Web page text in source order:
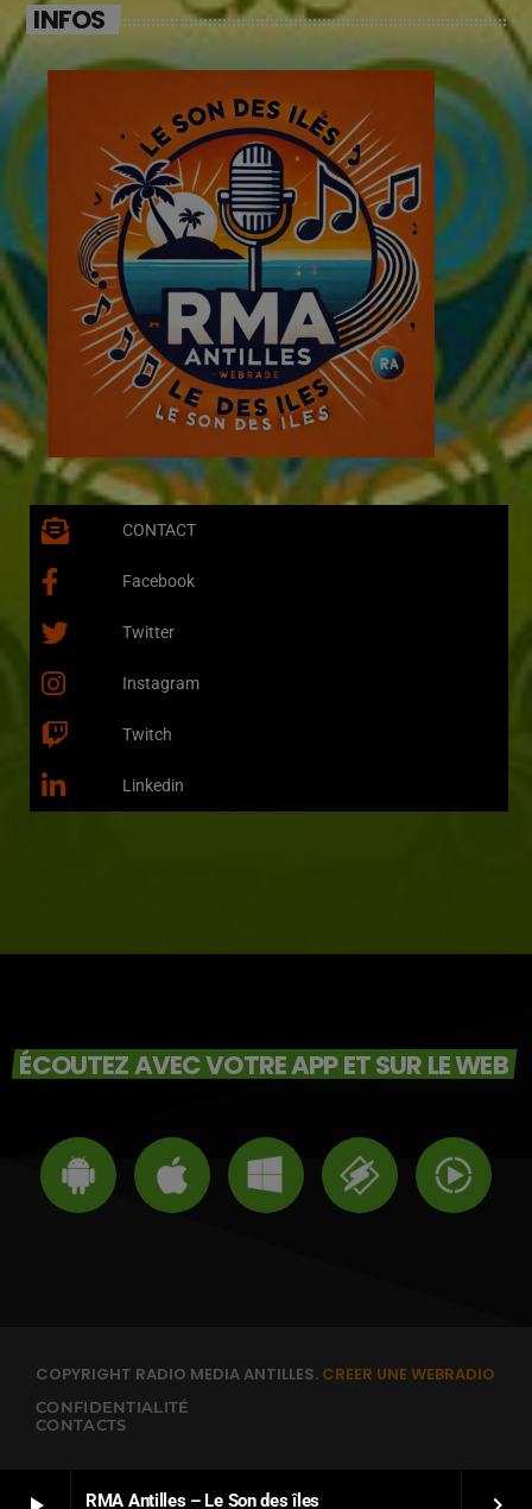
RMA Antilles – Le Son des îles
INFOS
CONTACT
Facebook
Twitter
Instagram
Twitch
Linkedin
ÉCOUTEZ AVEC VOTRE APP ET SUR LE WEB
COPYRIGHT RADIO MEDIA ANTILLES. CREER UNE WEBRADIO
CONFIDENTIALITÉ
CONTACTS